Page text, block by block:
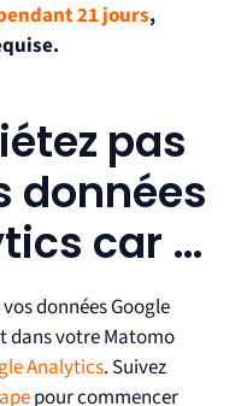
21 jours,
pas
données
car …
données Google
dans votre Matomo
Analytics. Suivez
pour commencer